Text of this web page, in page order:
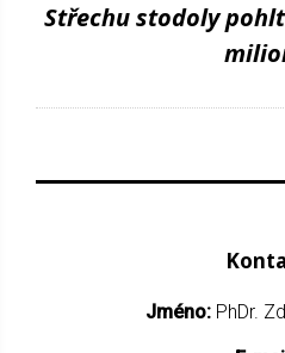
Střechu stodoly
Jméno: PhDr.